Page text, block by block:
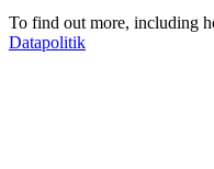
To find out more, including
Datapolitik